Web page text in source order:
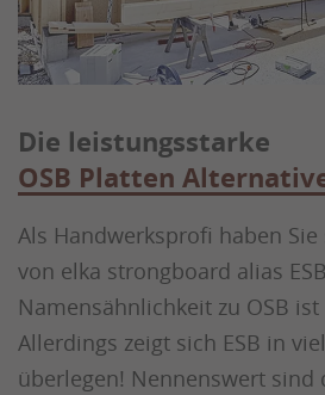
Die leistungsstarke
OSB Platten
Als Handwerksprofi haben
von elka strongboard alias
Namensähnlichkeit zu OSB
Allerdings zeigt sich ESB in
überlegen! Nennenswert sind